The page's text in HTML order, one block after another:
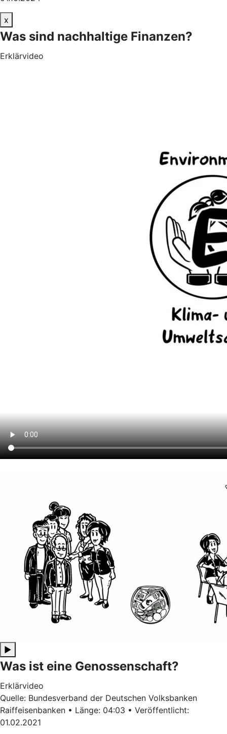
x
Was sind nachhaltige Finanzen?
Erklärvideo
▶
Was ist eine Genossenschaft?
Erklärvideo
Quelle: Bundesverband der Deutschen Volksbanken
Raiffeisenbanken • Länge: 04:03 • Veröffentlicht:
01.02.2021